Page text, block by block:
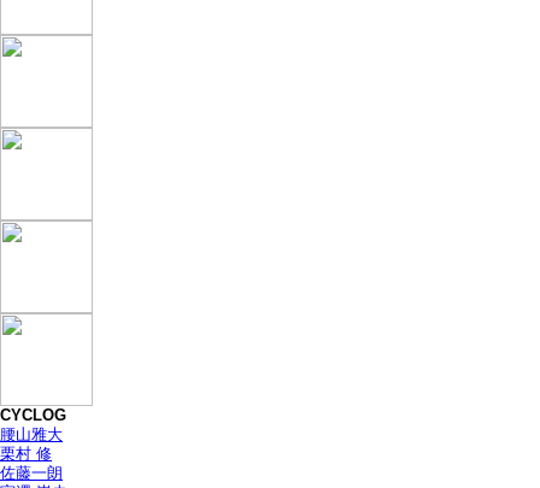
CYCLOG
腰山雅大
栗村 修
佐藤一朗